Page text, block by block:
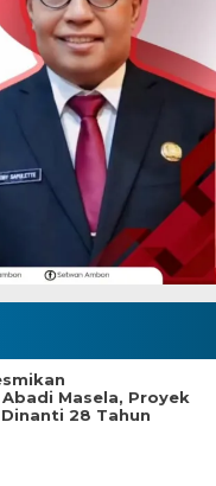
Masela, Proyek
28 Tahun